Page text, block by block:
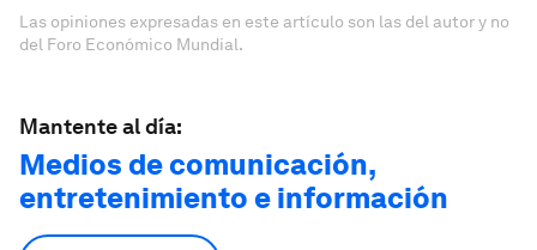
Las opiniones expresadas en este artículo son las del autor y no
del Foro Económico Mundial.
Mantente al día:
Medios de comunicación,
entretenimiento e información